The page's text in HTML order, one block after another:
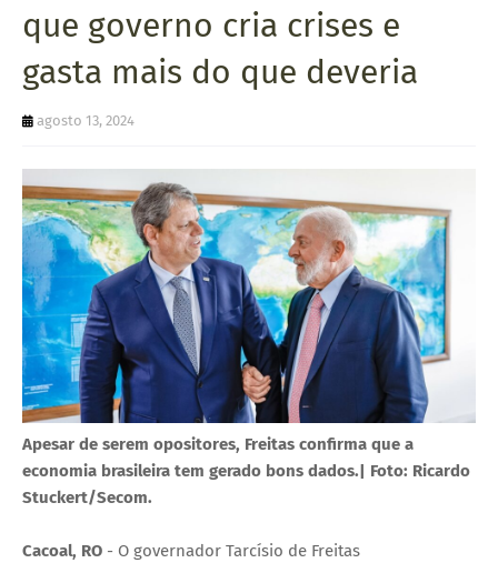
A
Q
U
que governo cria crises e
gasta mais do que deveria
agosto 13, 2024
Apesar de serem opositores, Freitas confirma que a
economia brasileira tem gerado bons dados.| Foto: Ricardo
Stuckert/Secom.
Cacoal, RO - O governador Tarcísio de Freitas